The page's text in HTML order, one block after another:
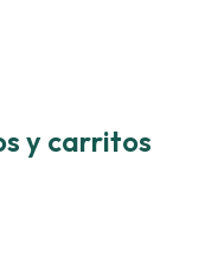
Y,
y carritos